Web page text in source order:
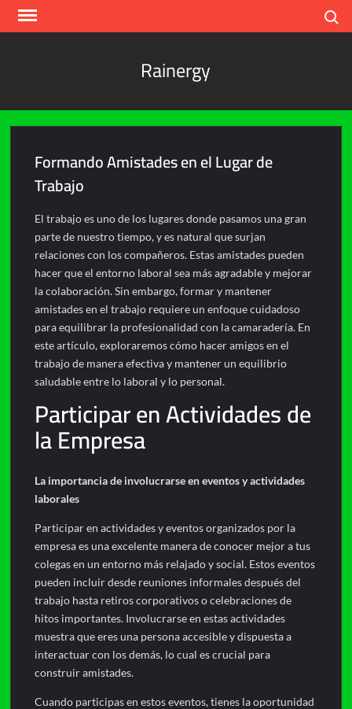
Skip
Rainergy
Formando Amistades en el Lugar de
Trabajo
El trabajo es uno de los lugares donde pasamos una gran
parte de nuestro tiempo, y es natural que surjan
relaciones con los compañeros. Estas amistades pueden
hacer que el entorno laboral sea más agradable y mejorar
la colaboración. Sin embargo, formar y mantener
amistades en el trabajo requiere un enfoque cuidadoso
para equilibrar la profesionalidad con la camaradería. En
este artículo, exploraremos cómo hacer amigos en el
trabajo de manera efectiva y mantener un equilibrio
saludable entre lo laboral y lo personal.
Participar en Actividades de
la Empresa
La importancia de involucrarse en eventos y actividades
laborales
Participar en actividades y eventos organizados por la
empresa es una excelente manera de conocer mejor a tus
colegas en un entorno más relajado y social. Estos eventos
pueden incluir desde reuniones informales después del
trabajo hasta retiros corporativos o celebraciones de
hitos importantes. Involucrarse en estas actividades
muestra que eres una persona accesible y dispuesta a
interactuar con los demás, lo cual es crucial para
construir amistades.
Cuando participas en estos eventos, tienes la oportunidad